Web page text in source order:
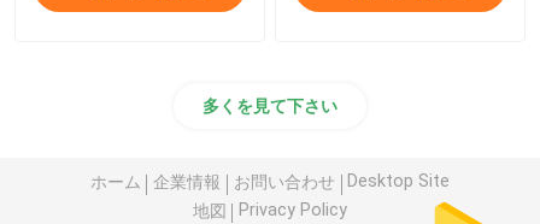
多くを見て下さい
ホーム 企業情報 お問い合わせ
Desktop Site
地図
Privacy Policy